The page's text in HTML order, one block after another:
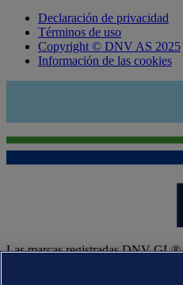
Declaración de privacidad
Términos de uso
Copyright © DNV AS 2025
Información de las cookies
Las marcas registradas DNV